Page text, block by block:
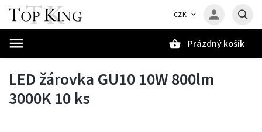
CZK
Prázdný košík
LED žárovka GU10 10W 800lm
3000K 10 ks